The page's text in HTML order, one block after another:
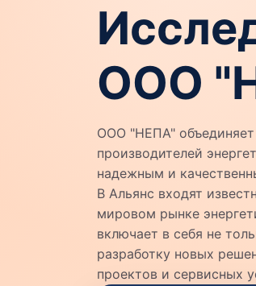
ООО
ООО "НЕПА" объединяет
производителей
надежным и
В Альянс входят
мировом рынке
включает в себя не
разработку новых
проектов и сервисных